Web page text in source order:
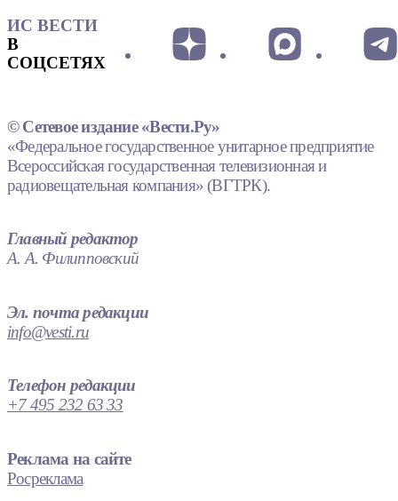
ИС ВЕСТИ
В
СОЦСЕТЯХ
© Сетевое издание «Вести.Ру»
«Федеральное государственное унитарное предприятие
Всероссийская государственная телевизионная и
радиовещательная компания» (ВГТРК).
Главный редактор
А. А. Филипповский
Эл. почта редакции
info@vesti.ru
Телефон редакции
+7 495 232 63 33
Реклама на сайте
Росреклама